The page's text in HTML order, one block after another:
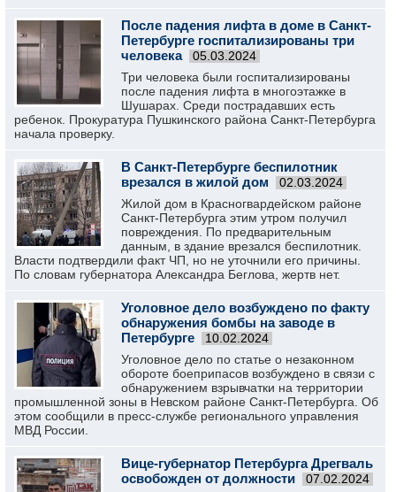
После падения лифта в доме в Санкт-
Петербурге госпитализированы три
человека
05.03.2024
Три человека были госпитализированы
после падения лифта в многоэтажке в
Шушарах. Среди пострадавших есть
ребенок. Прокуратура Пушкинского района Санкт-Петербурга
начала проверку.
В Санкт-Петербурге беспилотник
врезался в жилой дом
02.03.2024
Жилой дом в Красногвардейском районе
Санкт-Петербурга этим утром получил
повреждения. По предварительным
данным, в здание врезался беспилотник.
Власти подтвердили факт ЧП, но не уточнили его причины.
По словам губернатора Александра Беглова, жертв нет.
Уголовное дело возбуждено по факту
обнаружения бомбы на заводе в
Петербурге
10.02.2024
Уголовное дело по статье о незаконном
обороте боеприпасов возбуждено в связи с
обнаружением взрывчатки на территории
промышленной зоны в Невском районе Санкт-Петербурга. Об
этом сообщили в пресс-службе регионального управления
МВД России.
Вице-губернатор Петербурга Дрегваль
освобожден от должности
07.02.2024